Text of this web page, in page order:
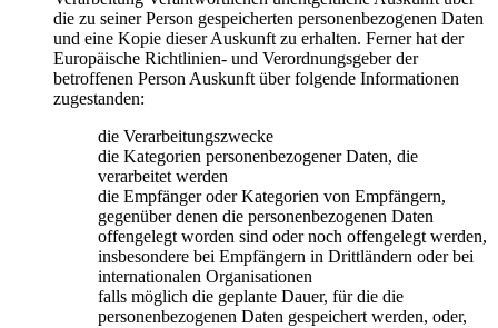
die zu seiner Person gespeicherten personenbezogenen Daten
und eine Kopie dieser Auskunft zu erhalten. Ferner hat der
Europäische Richtlinien- und Verordnungsgeber der
betroffenen Person Auskunft über folgende Informationen
zugestanden:
die Verarbeitungszwecke
die Kategorien personenbezogener Daten, die
verarbeitet werden
die Empfänger oder Kategorien von Empfängern,
gegenüber denen die personenbezogenen Daten
offengelegt worden sind oder noch offengelegt werden,
insbesondere bei Empfängern in Drittländern oder bei
internationalen Organisationen
falls möglich die geplante Dauer, für die die
personenbezogenen Daten gespeichert werden, oder,